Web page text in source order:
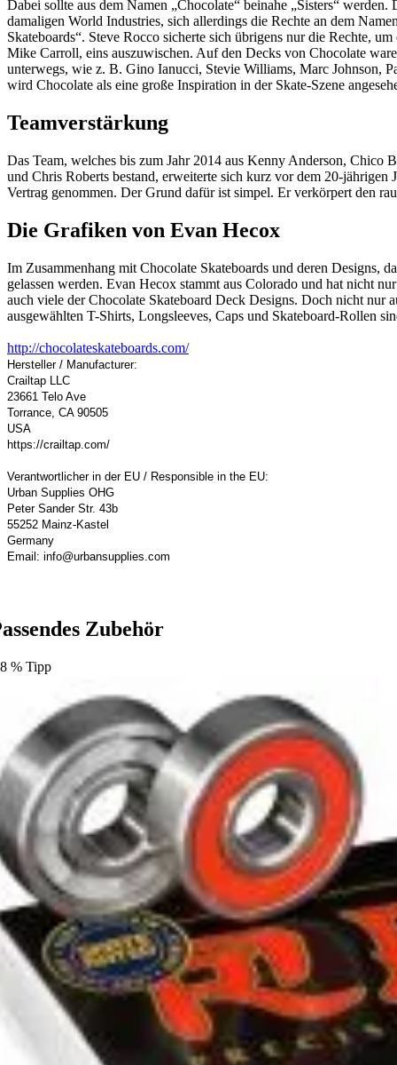
Dabei sollte aus dem Namen „Chocolate“ beinahe „Sisters“
damaligen World Industries, sich allerdings die Rechte an dem
Skateboards“. Steve Rocco sicherte sich übrigens nur die Rechte,
Mike Carroll, eins auszuwischen. Auf den Decks von Chocolate
unterwegs, wie z. B. Gino Ianucci, Stevie Williams, Marc Johnson,
wird Chocolate als eine große Inspiration in der Skate-Szene
Teamverstärkung
Das Team, welches bis zum Jahr 2014 aus Kenny Anderson, Chico
und Chris Roberts bestand, erweiterte sich kurz vor dem 20-
Vertrag genommen. Der Grund dafür ist simpel. Er verkörpert den
Die Grafiken von Evan Hecox
Im Zusammenhang mit Chocolate Skateboards und deren Designs,
gelassen werden. Evan Hecox stammt aus Colorado und hat nicht
auch viele der Chocolate Skateboard Deck Designs. Doch nicht nur
ausgewählten T-Shirts, Longsleeves, Caps und Skateboard-Rollen
http://chocolateskateboards.com/
Hersteller / Manufacturer:
Crailtap LLC
23661 Telo Ave
Torrance, CA 90505
USA
https://crailtap.com/
Verantwortlicher in der EU / Responsible in the EU:
Urban Supplies OHG
Peter Sander Str. 43b
55252 Mainz-Kastel
Germany
Email: info@urbansupplies.com
Zubehör
% Tipp